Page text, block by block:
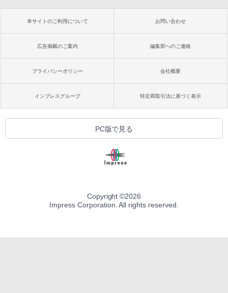
本サイトのご利用について お問い合わせ
広告掲載のご案内 編集部へのご連絡
プライバシーポリシー 会社概要
インプレスグループ 特定商取引法に基づく表示
PC版で見る
Copyright ©2026
Impress Corporation. All rights reserved.